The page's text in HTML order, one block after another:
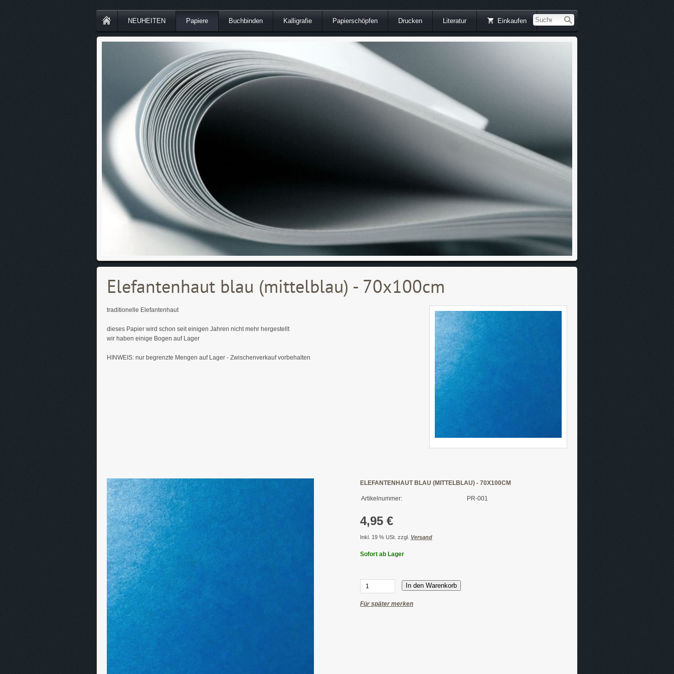
NEUHEITEN Papiere Buchbinden Kalligrafie Papierschöpfen Drucken Literatur Einkaufen
Elefantenhaut blau (mittelblau) - 70x100cm
traditionelle Elefantenhaut
dieses Papier wird schon seit einigen Jahren nicht mehr hergestellt
wir haben einige Bogen auf Lager
HINWEIS: nur begrenzte Mengen auf Lager - Zwischenverkauf vorbehalten
ELEFANTENHAUT BLAU (MITTELBLAU) - 70X100CM
Artikelnummer: PR-001
4,95 €
Inkl. 19 % USt. zzgl. Versand
Sofort ab Lager
In den Warenkorb
Für später merken